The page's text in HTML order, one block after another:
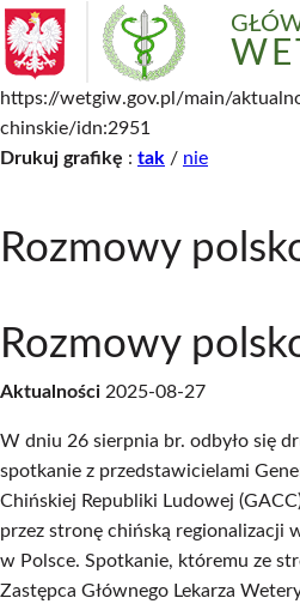
https://wetgiw.gov.pl/main/
chinskie/idn:2951
Drukuj grafikę : tak / nie
Rozmowy
Rozmowy
Aktualności 2025-08-27
W dniu 26 sierpnia br. odbyło się
spotkanie z przedstawicielami
Chińskiej Republiki Ludowej
przez stronę chińską regionalizacji
w Polsce. Spotkanie, któremu ze
Zastępca Głównego Lekarza